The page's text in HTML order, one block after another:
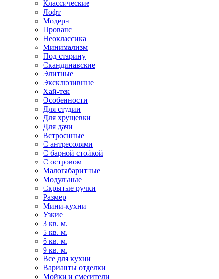
Классические
Лофт
Модерн
Прованс
Неоклассика
Минимализм
Под старину
Скандинавские
Элитные
Эксклюзивные
Хай-тек
Особенности
Для студии
Для хрущевки
Для дачи
Встроенные
С антресолями
С барной стойкой
С островом
Малогабаритные
Модульные
Скрытые ручки
Размер
Мини-кухни
Узкие
3 кв. м.
5 кв. м.
6 кв. м.
9 кв. м.
Все для кухни
Варианты отделки
Мойки и смесители